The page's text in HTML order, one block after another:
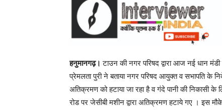
हनुमानगढ़। टाउन की नगर परिषद द्वारा आज नई धान
प्रेमलता पुरी ने बताया नगर परिषद आयुक्त व सभापति के
अतिक्रमण को हटाया जा रहा है व गंदे पानी की निकासी
रोड पर जेसीबी मशीन द्वारा अतिक्रमण हटाये गए । इस